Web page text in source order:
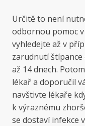
Určitě to není
odbornou pomoc
vyhledejte až v
zarudnutí štípance
až 14 dnech.
lékař a doporučil
navštivte lékaře
k výraznému
se dostaví infekce